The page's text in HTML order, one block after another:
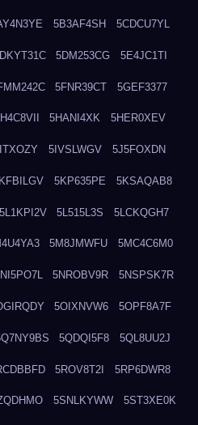
5B3AF4SH 5CDCU7YL
5DM253CG 5E4JC1TI
5FNR39CT 5GEF3377
5HANI4XK 5HER0XEV
5IVSLWGV 5J5FOXDN
5KP635PE 5KSAQAB8
5L1KPI2V 5L515L3S 5LCKQGH7
5M8JMWFU 5MC4C6M0
5NROBV9R 5NSPSK7R
5OIXNVW6 5OPF8A7F
5QDQI5F8 5QL8UU2J
5ROV8T2I 5RP6DWR8
5SNLKYWW 5ST3XE0K